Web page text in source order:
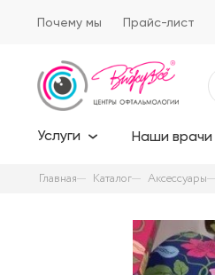
Почему мы Прайс-лист
Услуги Наши врачи
Главная Каталог Аксессуары